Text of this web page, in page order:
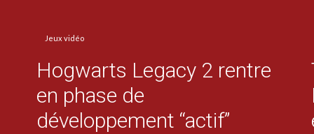
Jeux vidéo
Hogwarts Legacy 2 rentre
en phase de
développement “actif”